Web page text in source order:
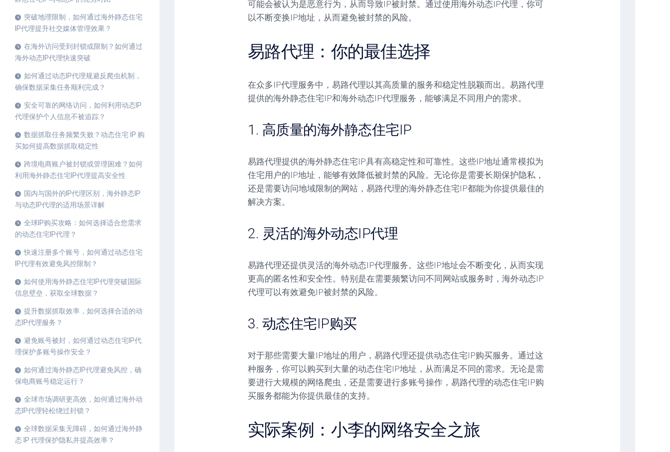
突破地理限制，如何通过海外静态住宅
IP代理提升社交媒体管理效果？
在海外访问受到封锁或限制？如何通过
海外动态IP代理快速突破
如何通过动态IP代理规避反爬虫机制，
确保数据采集任务顺利完成？
安全可靠的网络访问，如何利用动态IP
代理保护个人信息不被追踪？
数据抓取任务频繁失败？动态住宅 IP 购
买如何提高数据抓取稳定性
跨境电商账户被封锁或管理困难？如何
利用海外静态住宅IP代理提高安全性
国内与国外的IP代理区别，海外静态IP
与动态IP代理的适用场景详解
全球IP购买攻略：如何选择适合您需求
的动态住宅IP代理？
快速注册多个账号，如何通过动态住宅
IP代理有效避免风控限制？
如何使用海外静态住宅IP代理突破国际
信息壁垒，获取全球数据？
提升数据抓取效率，如何选择合适的动
态IP代理服务？
避免账号被封，如何通过动态住宅IP代
理保护多账号操作安全？
如何通过海外静态IP代理避免风控，确
保电商账号稳定运行？
全球市场调研更高效，如何通过海外动
态IP代理轻松绕过封锁？
全球数据采集无障碍，如何通过海外静
态 IP 代理保护隐私并提高效率？
可能会被认为是恶意行为，从而导致IP被封禁。通过使用海外动态IP代理，你可
以不断变换IP地址，从而避免被封禁的风险。
易路代理：你的最佳选择
在众多IP代理服务中，易路代理以其高质量的服务和稳定性脱颖而出。易路代理
提供的海外静态住宅IP和海外动态IP代理服务，能够满足不同用户的需求。
1. 高质量的海外静态住宅IP
易路代理提供的海外静态住宅IP具有高稳定性和可靠性。这些IP地址通常模拟为
住宅用户的IP地址，能够有效降低被封禁的风险。无论你是需要长期保护隐私，
还是需要访问地域限制的网站，易路代理的海外静态住宅IP都能为你提供最佳的
解决方案。
2. 灵活的海外动态IP代理
易路代理还提供灵活的海外动态IP代理服务。这些IP地址会不断变化，从而实现
更高的匿名性和安全性。特别是在需要频繁访问不同网站或服务时，海外动态IP
代理可以有效避免IP被封禁的风险。
3. 动态住宅IP购买
对于那些需要大量IP地址的用户，易路代理还提供动态住宅IP购买服务。通过这
种服务，你可以购买到大量的动态住宅IP地址，从而满足不同的需求。无论是需
要进行大规模的网络爬虫，还是需要进行多账号操作，易路代理的动态住宅IP购
买服务都能为你提供最佳的支持。
实际案例：小李的网络安全之旅